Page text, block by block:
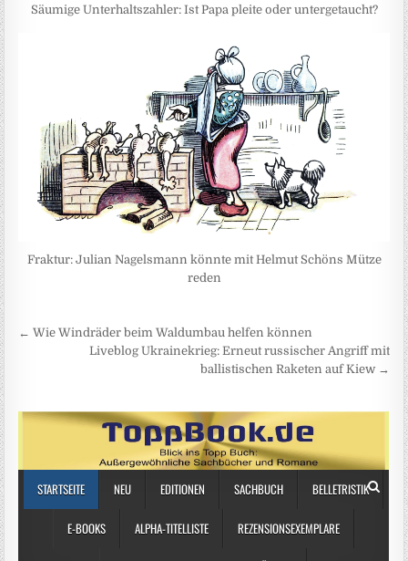
Säumige Unterhaltszahler: Ist Papa pleite oder untergetaucht?
Fraktur: Julian Nagelsmann könnte mit Helmut Schöns Mütze
reden
Beitragsnavigation
← Wie Windräder beim Waldumbau helfen können
Liveblog Ukrainekrieg: Erneut russischer Angriff mit
ballistischen Raketen auf Kiew →